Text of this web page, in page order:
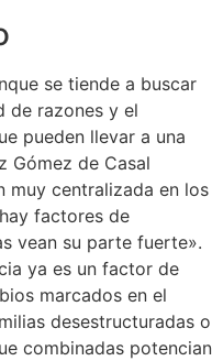
se tiende a buscar
de razones y el
pueden llevar a una
Gómez de Casal
muy centralizada en los
factores de
vean su parte fuerte».
ya es un factor de
marcados en el
desestructuradas o
combinadas potencian